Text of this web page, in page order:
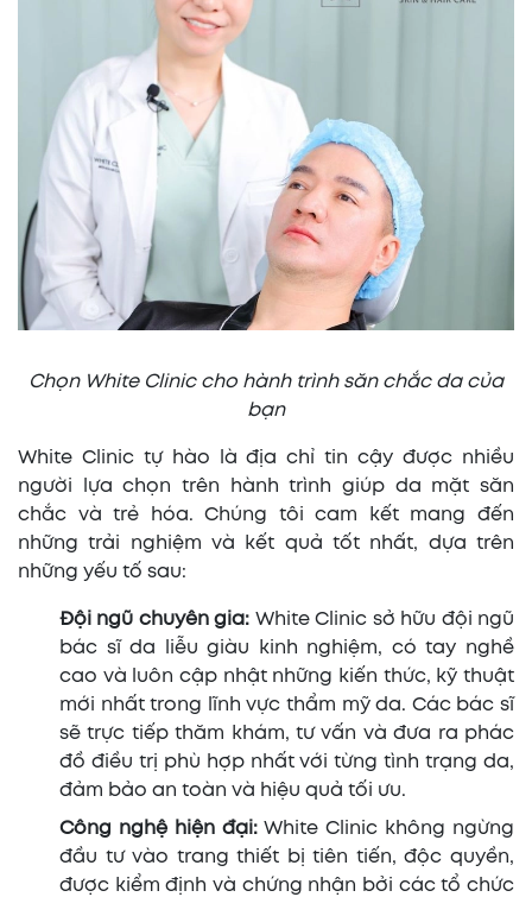
Chọn White Clinic cho hành trình săn chắc da của
bạn
White Clinic tự hào là địa chỉ tin cậy được nhiều
người lựa chọn trên hành trình giúp da mặt săn
chắc và trẻ hóa. Chúng tôi cam kết mang đến
những trải nghiệm và kết quả tốt nhất, dựa trên
những yếu tố sau:
Đội ngũ chuyên gia: White Clinic sở hữu đội ngũ
bác sĩ da liễu giàu kinh nghiệm, có tay nghề
cao và luôn cập nhật những kiến thức, kỹ thuật
mới nhất trong lĩnh vực thẩm mỹ da. Các bác sĩ
sẽ trực tiếp thăm khám, tư vấn và đưa ra phác
đồ điều trị phù hợp nhất với từng tình trạng da,
đảm bảo an toàn và hiệu quả tối ưu.
Công nghệ hiện đại:White Clinic không ngừng
đầu tư vào trang thiết bị tiên tiến, độc quyền,
được kiểm định và chứng nhận bởi các tổ chức